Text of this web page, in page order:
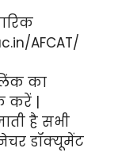
AFCAT/
का
करें |
है सभी
डॉक्यूमेंट